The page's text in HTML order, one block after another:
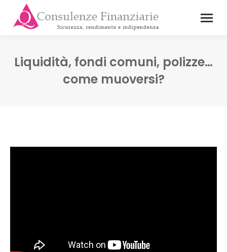
Liquidità, fondi comuni, polizze…
come muoversi?